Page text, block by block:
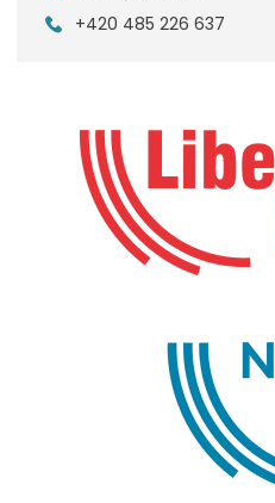
+420 485 226 637